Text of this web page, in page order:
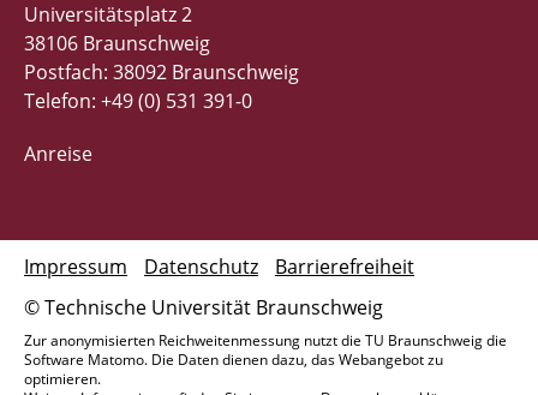
Universitätsplatz 2
38106 Braunschweig
Postfach: 38092 Braunschweig
Telefon: +49 (0) 531 391-0
Anreise
© Technische Universität Braunschweig
Impressum Datenschutz Barrierefreiheit
Zur anonymisierten Reichweitenmessung nutzt die TU Braunschweig die
Software Matomo. Die Daten dienen dazu, das Webangebot zu
optimieren.